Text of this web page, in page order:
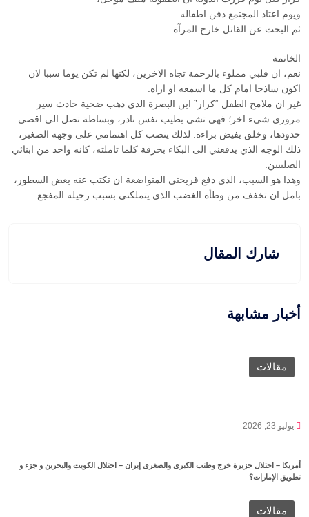
ويوم اعتاد المجتمع دفن اطفاله
ثم البحث عن القاتل خارج المرآة.
الخاتمة
نعم، ان قلبي مملوء بالرحمة تجاه الاخرين، لكنها لم تكن يوما سببا لان
اكون ساذجا امام كل ما اسمعه او اراه.
غير ان ملامح الطفل “كرار” ابن البصرة الذي ذهب ضحية حادث سير
مروري شيء اخر؛ فهي تشي بطيب نفس نادر، وبساطة تصل الى اقصى
حدودها، وخلق يفيض براءة. لذلك ينصب كل اهتمامي على وجهه الصغير،
ذلك الوجه الذي يدفعني الى البكاء بحرقة كلما تاملته، كانه واحد من ابنائي
الصلبيين.
وهذا هو السبب، الذي دفع قريحتي المتواضعة ان تكتب عنه بعض السطور،
بامل ان تخفف من وطأة الغضب الذي يتملكني بسبب رحيله المفجع.
شارك المقال
أخبار مشابهة
مقالات
يوليو 23, 2026
أمريكا – احتلال جزيرة خرج وطنب الكبرى والصغرى إيران – احتلال الكويت والبحرين و جزء و
تطويق الإمارات؟
مقالات